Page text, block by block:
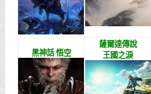
黑神話 悟空
薩爾達傳說
王國之淚